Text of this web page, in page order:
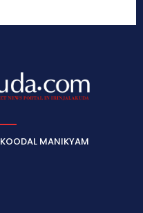
KOODAL MANIKYAM